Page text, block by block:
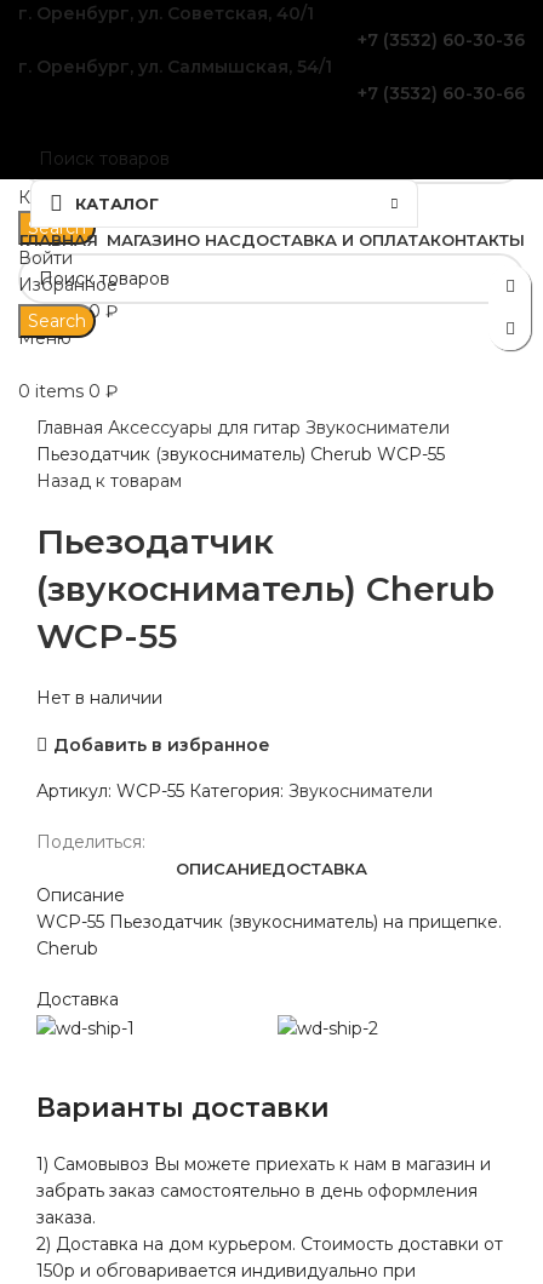
г. Оренбург, ул. Советская, 40/1
+7 (3532) 60-30-36
г. Оренбург, ул. Салмышская, 54/1
+7 (3532) 60-30-66
Категория
Search
Войти
Избранное
0items 0₽
Меню
0 items 0 ₽
КАТАЛОГ
ГЛАВНАЯ МАГАЗИНО НАСДОСТАВКА И ОПЛАТАКОНТАКТЫ
Search
Распродан
Click to enlarge
Главная Аксессуары для гитар Звукосниматели
Пьезодатчик (звукосниматель) Cherub WCP-55
Назад к товарам
Пьезодатчик
(звукосниматель) Cherub
WCP-55
Нет в наличии
Добавить в избранное
Артикул: WCP-55 Категория: Звукосниматели
Поделиться:
ОПИСАНИЕДОСТАВКА
Описание
WCP-55 Пьезодатчик (звукосниматель) на прищепке.
Cherub
Доставка
Варианты доставки
1) Самовывоз Вы можете приехать к нам в магазин и
забрать заказ самостоятельно в день оформления
заказа.
2) Доставка на дом курьером. Стоимость доставки от
150р и обговаривается индивидуально при